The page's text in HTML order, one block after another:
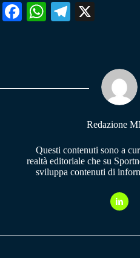
Fa W
pp
Te
m
Redazione
Questi contenuti sono a
realtà editoriale che su
sviluppa contenuti di